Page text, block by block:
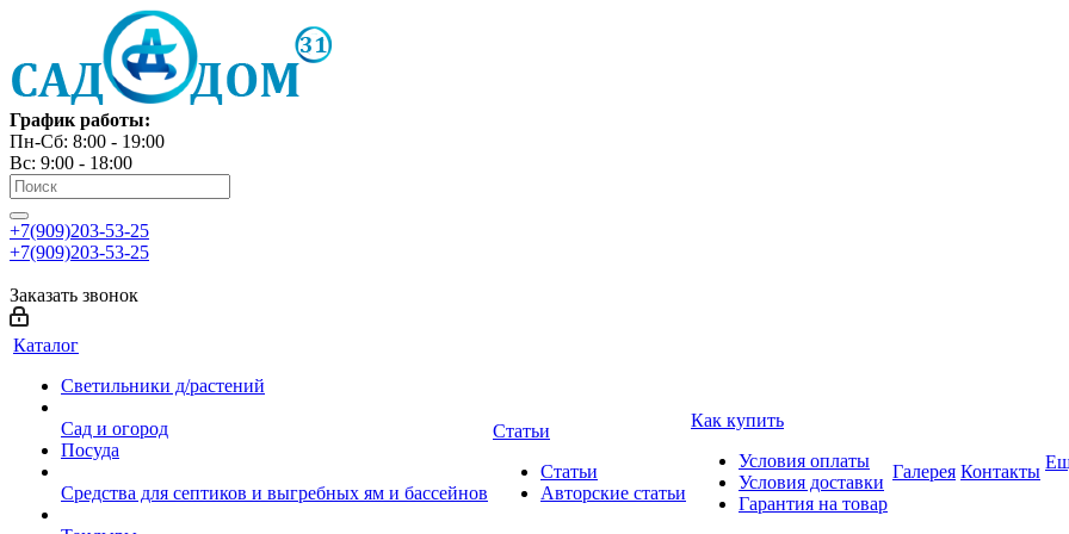
График работы:
Пн-Сб: 8:00 - 19:00
Вс: 9:00 - 18:00
+7(909)203-53-25
+7(909)203-53-25
Заказать звонок
Каталог
Светильники д/растений
Сад и огород
Посуда
Средства для септиков и выгребных ям и бассейнов
Статьи
Статьи
Авторские статьи
Как купить
Условия оплаты
Условия доставки
Гарантия на товар
Галерея Контакты